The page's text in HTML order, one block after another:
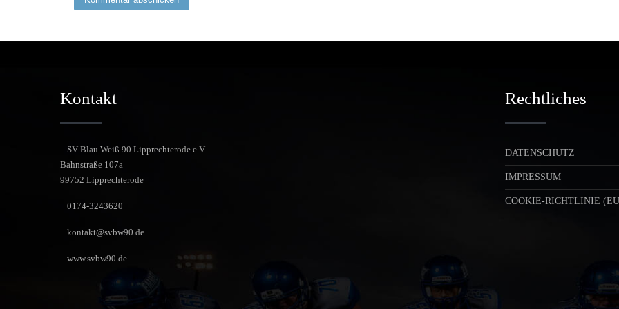
Kontakt
SV Blau Weiß 90 Lipprechterode e.V.
Bahnstraße 107a
99752 Lipprechterode
0174-3243620
kontakt@svbw90.de
www.svbw90.de
Rechtliches
DATENSCHUTZ
IMPRESSUM
COOKIE-RICHTLINIE